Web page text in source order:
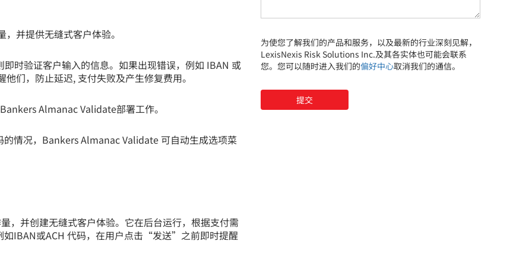
并提供无缝式客户体验。
时验证客户输入的信息。如果出现错误，例如 IBAN 或
们，防止延迟, 支付失败及产生修复费用。
Almanac Validate部署工作。
情况，Bankers Almanac Validate 可自动生成选项菜
并创建无缝式客户体验。它在后台运行，根据支付需
IBAN或ACH 代码，在用户点击“发送”之前即时提醒
您
为使您了解我们的产品和服务，以及最新的行业深刻见解，
LexisNexis Risk Solutions Inc.及其各实体也可能会联系
您。您可以随时进入我们的偏好中心取消我们的通信。
提交